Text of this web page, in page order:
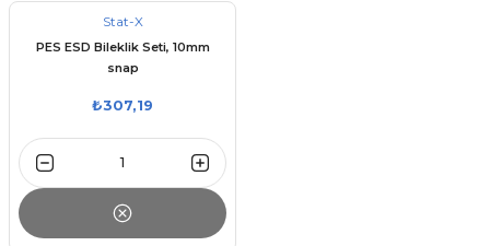
Stat-X
PES ESD Bileklik Seti, 10mm
snap
₺307,19